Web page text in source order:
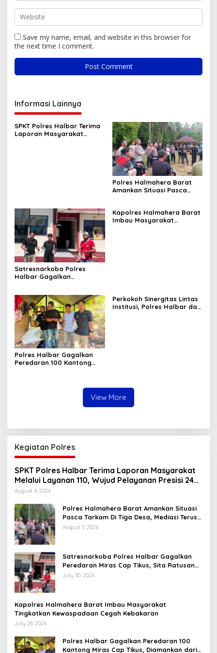
Save my name, email, and website in this browser for
the next time I comment.
Informasi Lainnya
SPKT Polres Halbar Terima
Laporan Masyarakat
Polres Halmahera Barat
Amankan Situasi Pasca
Satresnarkoba Polres
Halbar Gagalkan
Barang Bukti
Kapolres Halmahera Barat
Imbau Masyarakat
Polres Halbar Gagalkan
Peredaran 100 Kantong
Perkokoh Sinergitas Lintas
Institusi, Polres Halbar dan
View More
Kegiatan Polres
SPKT Polres Halbar Terima Laporan Masyarakat
Melalui Layanan 110, Wujud Pelayanan Presisi 24
Jam
August 4, 2026
Polres Halmahera Barat Amankan Situasi
Pasca Tarkam Di Tiga Desa, Mediasi Terus
Dilakukan
August 3, 2026
Satresnarkoba Polres Halbar Gagalkan
Peredaran Miras Cap Tikus, Sita Ratusan
Kantong Barang Bukti
July 30, 2026
Kapolres Halmahera Barat Imbau Masyarakat
Tingkatkan Kewaspadaan Cegah Kebakaran
July 28, 2026
Polres Halbar Gagalkan Peredaran 100
Kantong Miras Cap Tikus, Diamankan dari